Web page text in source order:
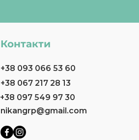
Контакти
+38 093 066 53 60
+38 067 217 28 13
nikangrp@gmail.com
+38 097 549 97 30